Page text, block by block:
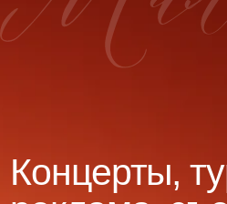
Технический
Полный состав
8 (499) 248 02 96 dima@malikov.ru
Разработка сайта